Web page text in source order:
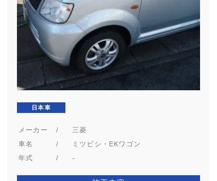
日本車
メーカー /
三菱
車名
/
ミツビシ・EKワゴン
年式
/ -